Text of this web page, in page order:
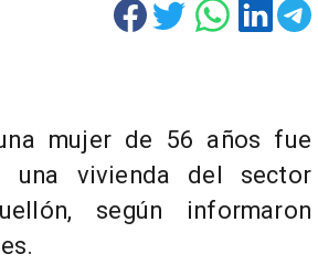
mujer de 56 años fue
una vivienda del sector
según informaron